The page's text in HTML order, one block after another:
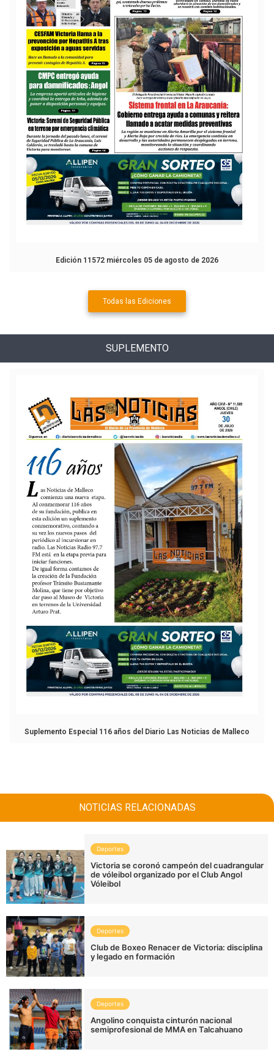
Edición 11572 miércoles 05 de agosto de 2026
Todas las Ediciones
SUPLEMENTO
Suplemento Especial 116 años del Diario Las Noticias de Malleco
NOTICIAS RELACIONADAS
Deportes
Victoria se coronó campeón del cuadrangular
de vóleibol organizado por el Club Angol
Vóleibol
Deportes
Club de Boxeo Renacer de Victoria: disciplina
y legado en formación
Deportes
Angolino conquista cinturón nacional
semiprofesional de MMA en Talcahuano